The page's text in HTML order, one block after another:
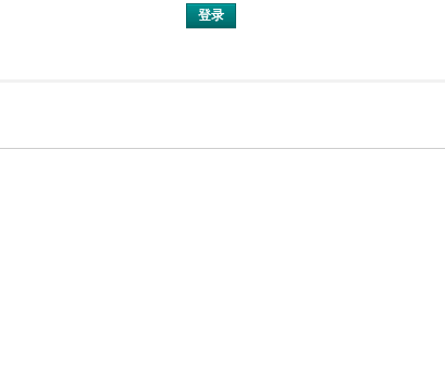
登录